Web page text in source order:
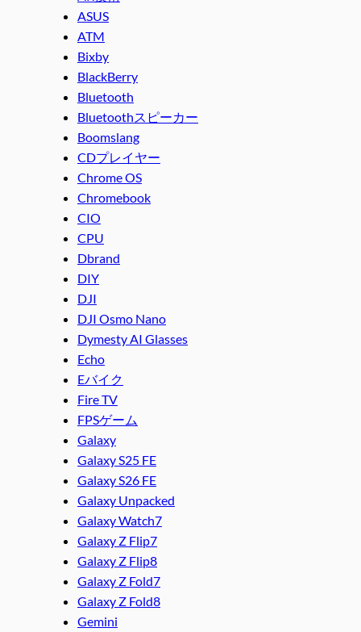
ASUS
ATM
Bixby
BlackBerry
Bluetooth
Bluetoothスピーカー
Boomslang
CDプレイヤー
Chrome OS
Chromebook
CIO
CPU
Dbrand
DIY
DJI
DJI Osmo Nano
Dymesty AI Glasses
Echo
Eバイク
Fire TV
FPSゲーム
Galaxy
Galaxy S25 FE
Galaxy S26 FE
Galaxy Unpacked
Galaxy Watch7
Galaxy Z Flip7
Galaxy Z Flip8
Galaxy Z Fold7
Galaxy Z Fold8
Gemini